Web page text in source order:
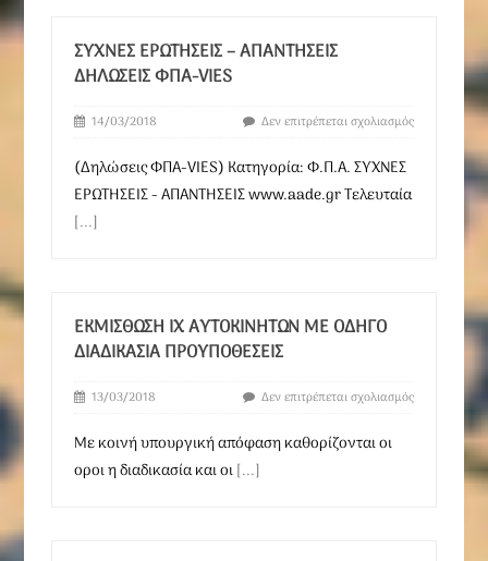
ΣΥΧΝΈΣ ΕΡΩΤΉΣΕΙΣ – ΑΠΑΝΤΉΣΕΙΣ
ΔΗΛΏΣΕΙΣ ΦΠΑ-VIES
14/03/2018 Δεν επιτρέπεται σχολιασμός
(Δηλώσεις ΦΠΑ-VIES) Κατηγορία: Φ.Π.Α. ΣΥΧΝΕΣ
ΕΡΩΤΗΣΕΙΣ - ΑΠΑΝΤΗΣΕΙΣ www.aade.gr Τελευταία
[...]
ΕΚΜΊΣΘΩΣΗ ΙΧ ΑΥΤΟΚΙΝΗΤΩΝ ΜΕ ΟΔΗΓΌ
ΔΙΑΔΙΚΑΣΊΑ ΠΡΟΥΠΟΘΈΣΕΙΣ
13/03/2018 Δεν επιτρέπεται σχολιασμός
Με κοινή υπουργική απόφαση καθορίζονται οι
οροι η διαδικασία και οι[...]